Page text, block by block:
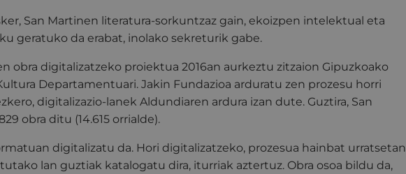
San Martinen literatura-sorkuntzaz gain, ekoizpen intelektual eta
geratuko da erabat, inolako sekreturik gabe.
obra digitalizatzeko proiektua 2016an aurkeztu zitzaion Gipuzkoako
Departamentuari. Jakin Fundazioa arduratu zen prozesu horri
digitalizazio-lanek Aldundiaren ardura izan dute. Guztira, San
obra ditu (14.615 orrialde).
digitalizatu da. Hori digitalizatzeko, prozesua hainbat urratsetan
lan guztiak katalogatu dira, iturriak aztertuz. Obra osoa bildu da,